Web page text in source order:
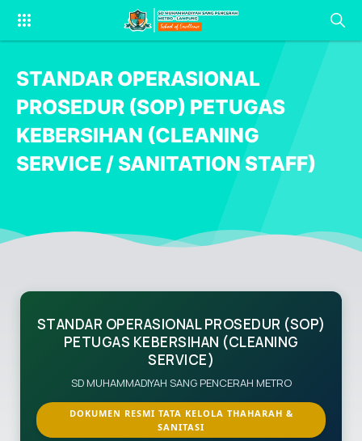
STANDAR OPERASIONAL
PROSEDUR (SOP) PETUGAS
KEBERSIHAN (CLEANING
SERVICE / SANITATION STAFF)
STANDAR OPERASIONAL PROSEDUR (SOP)
PETUGAS KEBERSIHAN (CLEANING
SERVICE)
SD MUHAMMADIYAH SANG PENCERAH METRO
DOKUMEN RESMI TATA KELOLA THAHARAH &
SANITASI